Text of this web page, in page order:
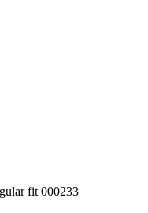
fit 000233